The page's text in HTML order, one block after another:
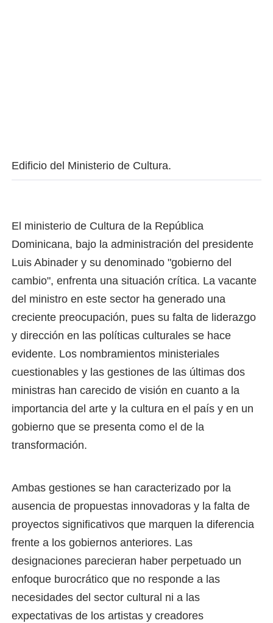
Edificio del Ministerio de Cultura.
El ministerio de Cultura de la República
Dominicana, bajo la administración del presidente
Luis Abinader y su denominado "gobierno del
cambio", enfrenta una situación crítica. La vacante
del ministro en este sector ha generado una
creciente preocupación, pues su falta de liderazgo
y dirección en las políticas culturales se hace
evidente. Los nombramientos ministeriales
cuestionables y las gestiones de las últimas dos
ministras han carecido de visión en cuanto a la
importancia del arte y la cultura en el país y en un
gobierno que se presenta como el de la
transformación.
Ambas gestiones se han caracterizado por la
ausencia de propuestas innovadoras y la falta de
proyectos significativos que marquen la diferencia
frente a los gobiernos anteriores. Las
designaciones parecieran haber perpetuado un
enfoque burocrático que no responde a las
necesidades del sector cultural ni a las
expectativas de los artistas y creadores